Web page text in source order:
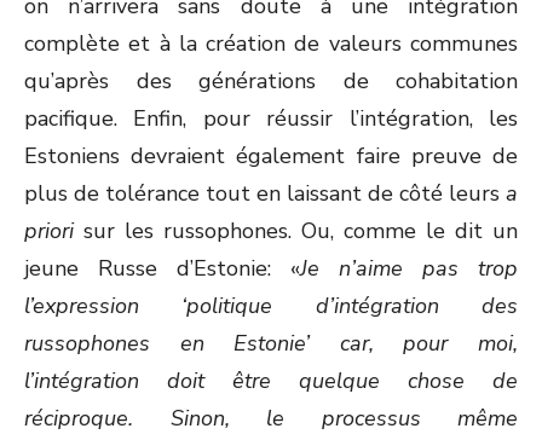
on n’arrivera sans doute à une intégration
complète et à la création de valeurs communes
qu’après des générations de cohabitation
pacifique. Enfin, pour réussir l’intégration, les
Estoniens devraient également faire preuve de
plus de tolérance tout en laissant de côté leurs a
priorisur les russophones. Ou, comme le dit un
jeune Russe d’Estonie: «Je n’aime pas trop
l’expression ‘politique d’intégration des
russophones en Estonie’ car, pour moi,
l’intégration doit être quelque chose de
réciproque. Sinon, le processus même